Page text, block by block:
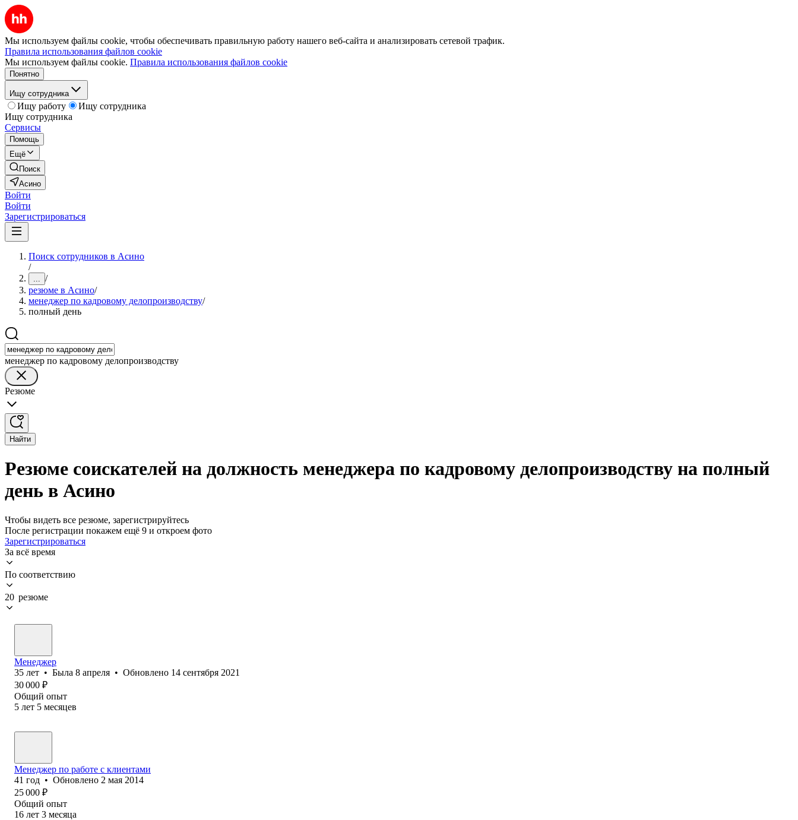
Мы используем файлы cookie, чтобы обеспечивать правильную работу нашего веб-сайта и анализировать сетевой трафик.
Правила использования файлов cookie
Мы используем файлы cookie. Правила использования файлов cookie
Понятно
Ищу сотрудника
Ищу работу
Ищу сотрудника
Ищу сотрудника
Сервисы
Помощь
Ещё
Поиск
Асино
Войти
Войти
Зарегистрироваться
Поиск сотрудников в Асино
/
... /
резюме в Асино/
менеджер по кадровому делопроизводству/
полный день
менеджер по кадровому делопроизводству
Резюме
Найти
Резюме соискателей на должность менеджера по кадровому делопроизводству на полный
день в Асино
Чтобы видеть все резюме, зарегистрируйтесь
После регистрации покажем ещё 9 и откроем фото
Зарегистрироваться
За всё время
По соответствию
20 резюме
Менеджер
35 лет • Была 8 апреля • Обновлено 14 сентября 2021
30 000 ₽
Общий опыт
5 лет 5 месяцев
Менеджер по работе с клиентами
41 год • Обновлено 2 мая 2014
25 000 ₽
Общий опыт
16 лет 3 месяца